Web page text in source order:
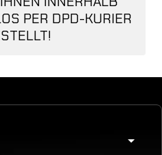
PER DPD-KURIER
arrow_drop_down